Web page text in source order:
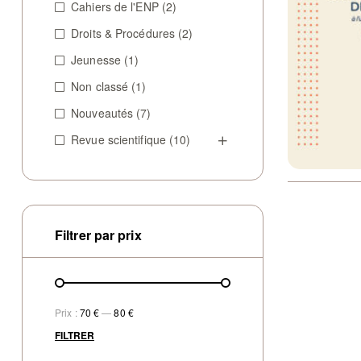
Cahiers de l'ENP (2)
Droits & Procédures (2)
Jeunesse (1)
Non classé (1)
Nouveautés (7)
Revue scientifique (10)
Filtrer par prix
FILTRER
Prix :70 €—80 €